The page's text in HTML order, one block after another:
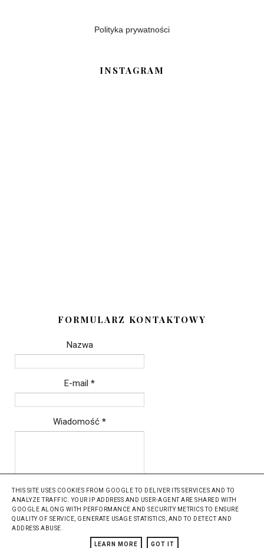
Polityka prywatności
INSTAGRAM
FORMULARZ KONTAKTOWY
Nazwa
E-mail *
Wiadomość *
Szablon: Grafiterka.pl
THIS SITE USES COOKIES FROM GOOGLE TO DELIVER ITS SERVICES AND TO
ANALYZE TRAFFIC. YOUR IP ADDRESS AND USER-AGENT ARE SHARED WITH
GOOGLE ALONG WITH PERFORMANCE AND SECURITY METRICS TO ENSURE
QUALITY OF SERVICE, GENERATE USAGE STATISTICS, AND TO DETECT AND
ADDRESS ABUSE.
LEARN MORE GOT IT